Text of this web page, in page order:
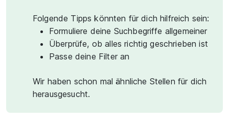
Folgende Tipps könnten für dich hilfreich sein:
Formuliere deine Suchbegriffe allgemeiner
Überprüfe, ob alles richtig geschrieben ist
Passe deine Filter an
Wir haben schon mal ähnliche Stellen für dich
herausgesucht.